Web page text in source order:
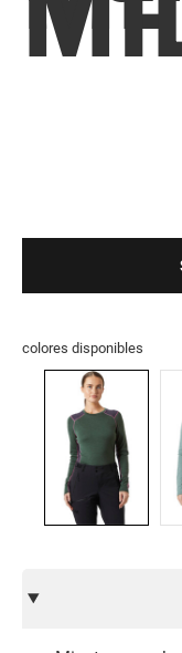
colores disponibles